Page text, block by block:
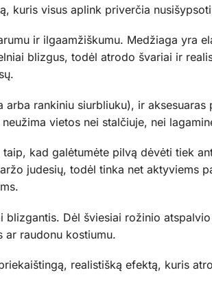
kuris visus aplink priverčia
ir ilgaamžiškumu. Medžiaga yra
blizgus, todėl atrodo švariai ir
rankiniu siurbliuku), ir aksesuaras
vietos nei stalčiuje, nei
kad galėtumėte pilvą dėvėti tiek
judesių, todėl tinka net aktyviems
Dėl šviesiai rožinio
ar raudonu kostiumu.
realistišką efektą, kuris